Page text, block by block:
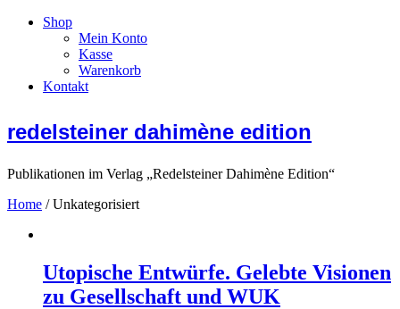
Shop
Mein Konto
Kasse
Warenkorb
Kontakt
redelsteiner dahimène edition
Publikationen im Verlag „Redelsteiner Dahimène Edition“
Home / Unkategorisiert
Utopische Entwürfe. Gelebte Visionen
zu Gesellschaft und WUK